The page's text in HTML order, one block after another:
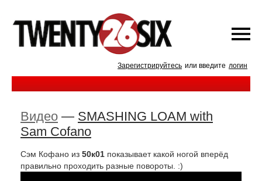
Зарегистрируйтесь или введите логин
Видео — SMASHING LOAM with
Sam Cofano
Сэм Кофано из 50к01 показывает какой ногой вперёд
правильно проходить разные повороты. :)